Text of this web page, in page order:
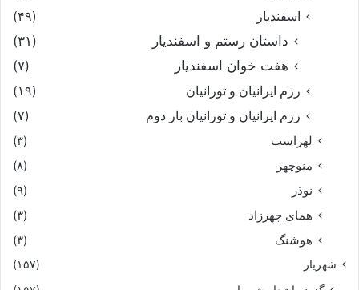
اسفندیار
(۴۹)
داستان رستم و اسفندیار
(۳۱)
هفت خوان اسفندیار
(۷)
رزم ایرانیان و تورانیان
(۱۹)
رزم ایرانیان و تورانیان بار دوم
(۷)
لهراسب
(۳)
منوچهر
(۸)
نوذر
(۹)
هماى چهرزاد
(۳)
هوشنگ
(۳)
شهریار (۱۵۷)